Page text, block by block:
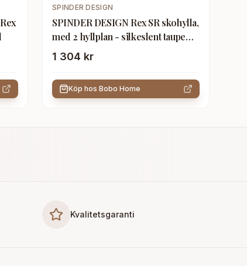
SPINDER DESIGN
SPINDER DESIGN Rex SR skohylla,
med 2 hyllplan - silkeslent taupe
stål (B:70)
1 304 kr
Köp hos Bobo Home
Kvalitetsgaranti